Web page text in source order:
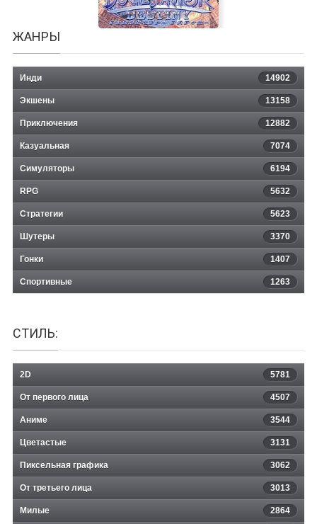
ЖАНРЫ
Инди 14902
Экшены 13158
Приключения 12882
Казуальная 7074
Симуляторы 6194
RPG 5632
Стратегии 5623
Шутеры 3370
Гонки 1407
Спортивные 1263
СТИЛЬ:
2D 5781
От первого лица 4507
Аниме 3544
Цветастые 3131
Пиксельная графика 3062
От третьего лица 3013
Милые 2864